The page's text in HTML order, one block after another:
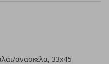
ανάσκελα, 33x45